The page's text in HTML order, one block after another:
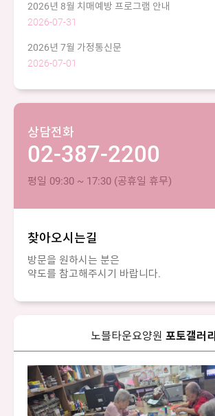
2026년 8월 치매예방 프로그램 안내
2026-07-31
2026년 7월 가정통신문
2026-07-01
상담전화
02-387-2200
평일 09:30 ~ 17:30 (공휴일 휴무)
찾아오시는길
방문을 원하시는 분은
약도를 참고해주시기 바랍니다.
노블타운요양원 포토갤러리